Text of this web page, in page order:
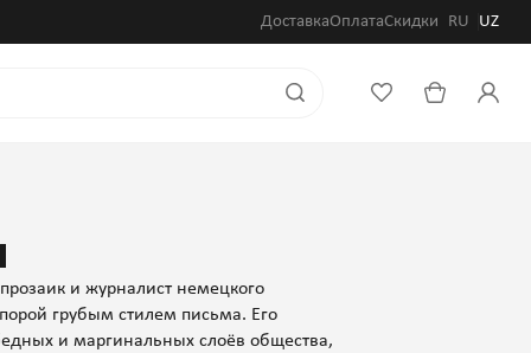
ДоставкаОплатаСкидки RU UZ
и журналист немецкого
грубым стилем письма. Его
и маргинальных слоёв общества,